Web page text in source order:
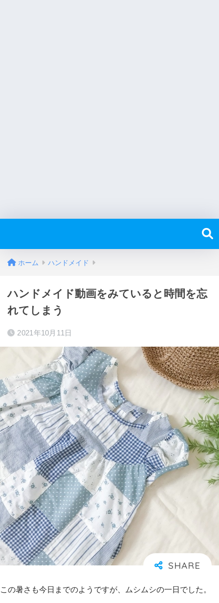
ホーム ハンドメイド
ハンドメイド動画をみていると時間を忘
れてしまう
2021年10月11日
この暑さも今日までのようですが、ムシムシの一日でした。